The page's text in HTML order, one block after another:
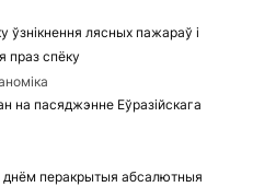
лясных пажараў і
праз спёку
на пасяджэнне Еўразійскага
днём перакрытыя абсалютныя